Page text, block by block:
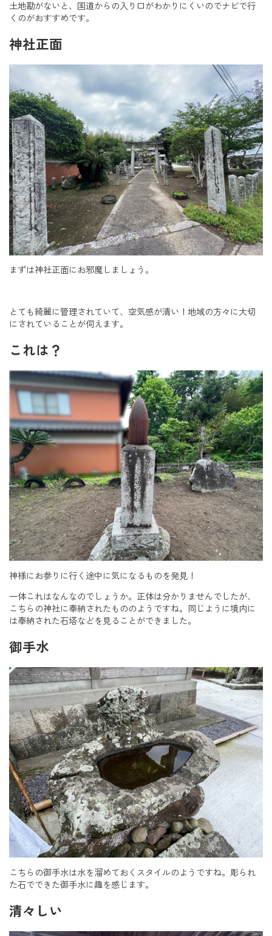
土地勘がないと、国道からの入り口がわかりにくいのでナビで行
くのがおすすめです。
神社正面
まずは神社正面にお邪魔しましょう。
とても綺麗に管理されていて、空気感が清い！地域の方々に大切
にされていることが伺えます。
これは？
神様にお参りに行く途中に気になるものを発見！
一体これはなんなのでしょうか。正体は分かりませんでしたが、
こちらの神社に奉納されたもののようですね。同じように境内に
は奉納された石塔などを見ることができました。
御手水
こちらの御手水は水を溜めておくスタイルのようですね。彫られ
た石でできた御手水に趣を感じます。
清々しい